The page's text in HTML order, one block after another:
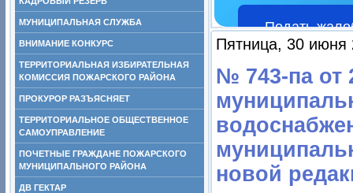
МУНИЦИПАЛЬНАЯ СЛУЖБА
ВНИМАНИЕ КОНКУРС
ТЕРРИТОРИАЛЬНАЯ ИЗБИРАТЕЛЬНАЯ
КОМИССИЯ ПОЖАРСКОГО РАЙОНА
ПРОКУРОР РАЗЪЯСНЯЕТ
ТЕРРИТОРИАЛЬНОЕ ОБЩЕСТВЕННОЕ
САМОУПРАВЛЕНИЕ
ПОЧЕТНЫЕ ГРАЖДАНЕ ПОЖАРСКОГО
МУНИЦИПАЛЬНОГО РАЙОНА
ДВ ГЕКТАР
Подать
Пятница, 30 июня
№ 743-па от
новой